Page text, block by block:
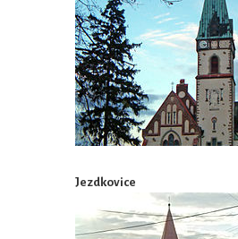
Jezdkovice